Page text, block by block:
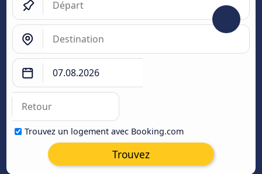
Trouvez un logement avec Booking.com
Trouvez